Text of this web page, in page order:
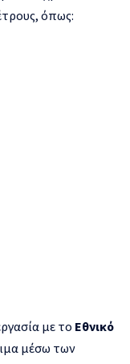
όπως:
με το Εθνικό
μέσω των